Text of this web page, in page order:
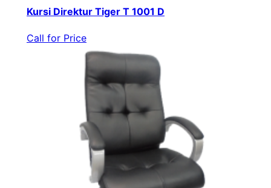
Kursi Direktur Tiger T 1001 D
Call for Price